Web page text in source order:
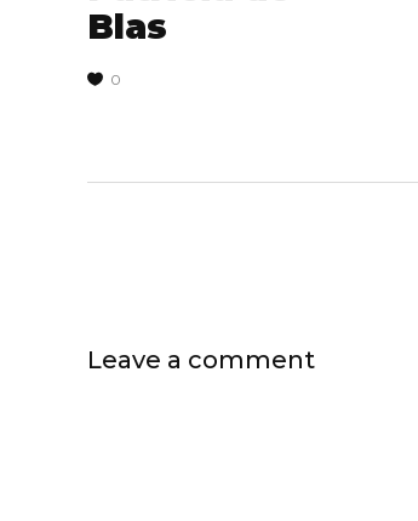
Blas
0
Leave a comment